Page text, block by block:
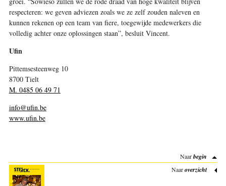
respecteren: we geven adviezen zoals we ze zelf zouden naleven en
kunnen rekenen op een team van fiere, toegewijde medewerkers die
volledig achter onze oplossingen staan”, besluit Vincent.
Ufin
Pittemsesteenweg 10
8700 Tielt
M. 0485 06 49 71
info@ufin.be
www.ufin.be
Naarbegin
Naaroverzicht